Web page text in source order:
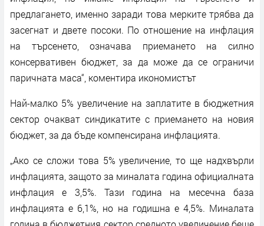
предлагането, именно заради това мерките трябва да
засегнат и двете посоки. По отношение на инфлация
на търсенето, означава приемането на силно
консервативен бюджет, за да може да се ограничи
паричната маса“, коментира икономистът
Най-малко 5% увеличение на заплатите в бюджетния
сектор очакват синдикатите с приемането на новия
бюджет, за да бъде компенсирана инфлацията.
„Ако се сложи това 5% увеличение, то ще надхвърли
инфлацията, защото за миналата година официалната
инфлация е 3,5%. Тази година на месечна база
инфлацията е 6,1%, но на годишна е 4,5%. Миналата